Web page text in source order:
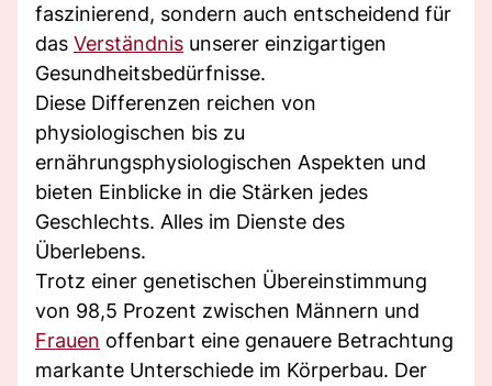
faszinierend, sondern auch entscheidend für
das Verständnis unserer einzigartigen
Gesundheitsbedürfnisse.
Diese Differenzen reichen von
physiologischen bis zu
ernährungsphysiologischen Aspekten und
bieten Einblicke in die Stärken jedes
Geschlechts. Alles im Dienste des
Überlebens.
Trotz einer genetischen Übereinstimmung
von 98,5 Prozent zwischen Männern und
Frauen offenbart eine genauere Betrachtung
markante Unterschiede im Körperbau. Der